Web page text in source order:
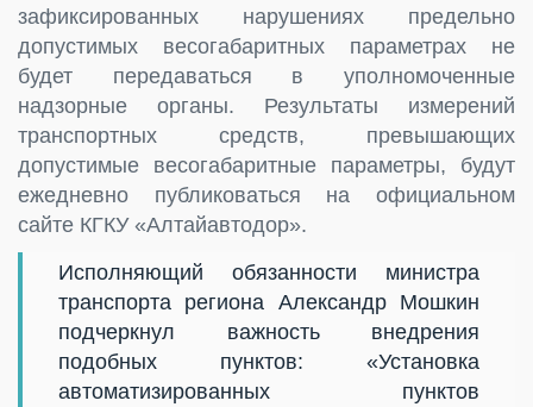
зафиксированных нарушениях предельно
допустимых весогабаритных параметрах не
будет передаваться в уполномоченные
надзорные органы. Результаты измерений
транспортных средств, превышающих
допустимые весогабаритные параметры, будут
ежедневно публиковаться на официальном
сайте КГКУ «Алтайавтодор».
Исполняющий обязанности министра
транспорта региона Александр Мошкин
подчеркнул важность внедрения
подобных пунктов: «Установка
автоматизированных пунктов